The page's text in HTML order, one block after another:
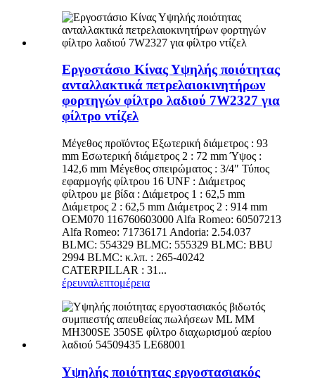
Εργοστάσιο Κίνας Υψηλής ποιότητας
ανταλλακτικά πετρελαιοκινητήρων
φορτηγών φίλτρο λαδιού 7W2327 για
φίλτρο ντίζελ
Μέγεθος προϊόντος Εξωτερική διάμετρος : 93
mm Εσωτερική διάμετρος 2 : 72 mm Ύψος :
142,6 mm Μέγεθος σπειρώματος : 3/4″ Τύπος
εφαρμογής φίλτρου 16 UNF : Διάμετρος
φίλτρου με βίδα : Διάμετρος 1 : 62,5 mm
Διάμετρος 2 : 62,5 mm Διάμετρος 2 : 914 mm
OEM070 116760603000 Alfa Romeo: 60507213
Alfa Romeo: 71736171 Andoria: 2.54.037
BLMC: 554329 BLMC: 555329 BLMC: BBU
2994 BLMC: κ.λπ. : 265-40242
CATERPILLAR : 31...
έρευναλεπτομέρεια
Υψηλής ποιότητας εργοστασιακός